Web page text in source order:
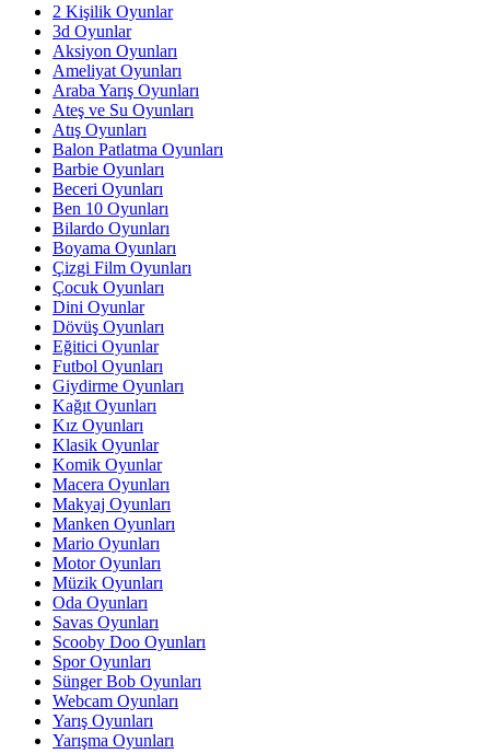
2 Kişilik Oyunlar
3d Oyunlar
Aksiyon Oyunları
Ameliyat Oyunları
Araba Yarış Oyunları
Ateş ve Su Oyunları
Atış Oyunları
Balon Patlatma Oyunları
Barbie Oyunları
Beceri Oyunları
Ben 10 Oyunları
Bilardo Oyunları
Boyama Oyunları
Çizgi Film Oyunları
Çocuk Oyunları
Dini Oyunlar
Dövüş Oyunları
Eğitici Oyunlar
Futbol Oyunları
Giydirme Oyunları
Kağıt Oyunları
Kız Oyunları
Klasik Oyunlar
Komik Oyunlar
Macera Oyunları
Makyaj Oyunları
Manken Oyunları
Mario Oyunları
Motor Oyunları
Müzik Oyunları
Oda Oyunları
Savas Oyunları
Scooby Doo Oyunları
Spor Oyunları
Sünger Bob Oyunları
Webcam Oyunları
Yarış Oyunları
Yarışma Oyunları